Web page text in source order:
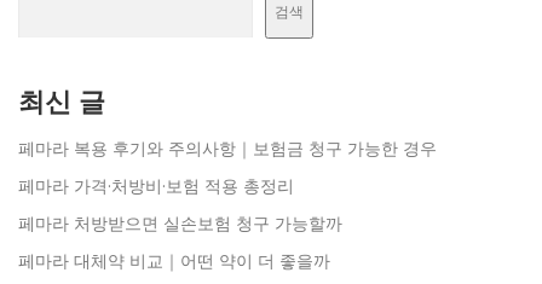
검색
최신 글
페마라 복용 후기와 주의사항｜보험금 청구 가능한 경우
페마라 가격·처방비·보험 적용 총정리
페마라 처방받으면 실손보험 청구 가능할까
페마라 대체약 비교｜어떤 약이 더 좋을까